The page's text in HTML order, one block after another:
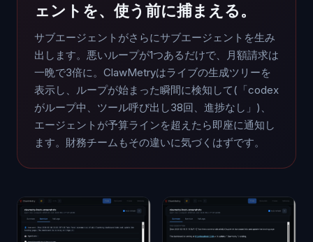
ェントを、使う前に捕まえる。
サブエージェントがさらにサブエージェントを生み
出します。悪いループが1つあるだけで、月額請求は
一晩で3倍に。ClawMetryはライブの生成ツリーを
表示し、ループが始まった瞬間に検知して(「codex
がループ中、ツール呼び出し38回、進捗なし」)、
エージェントが予算ラインを超えたら即座に通知し
ます。財務チームもその違いに気づくはずです。